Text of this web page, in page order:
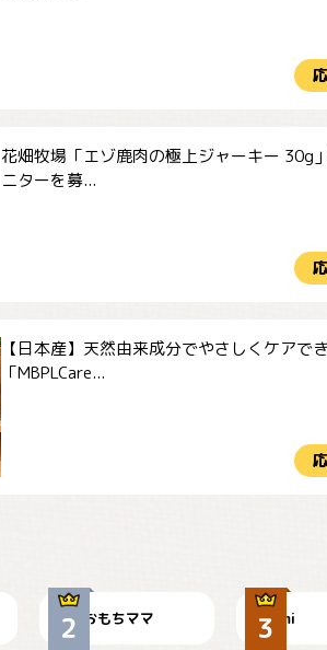
花畑牧場「エゾ鹿肉の極上ジャーキー 30g
ニターを募...
【日本産】天然由来成分でやさしくケアで
「MBPLCare...
おもちママ mi